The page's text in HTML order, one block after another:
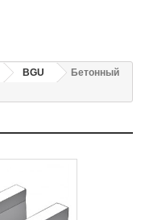
BGU
Бетонный